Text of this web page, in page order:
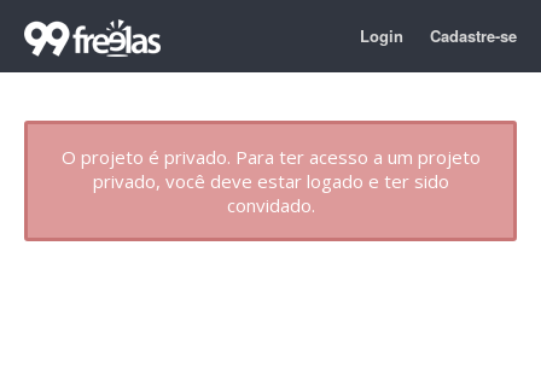
Login Cadastre-se
O projeto é privado. Para ter acesso a um projeto
privado, você deve estar logado e ter sido
convidado.